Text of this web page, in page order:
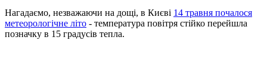
Нагадаємо, незважаючи на дощі, в Києві 14 травня почалося
метеорологічне літо - температура повітря стійко перейшла
позначку в 15 градусів тепла.